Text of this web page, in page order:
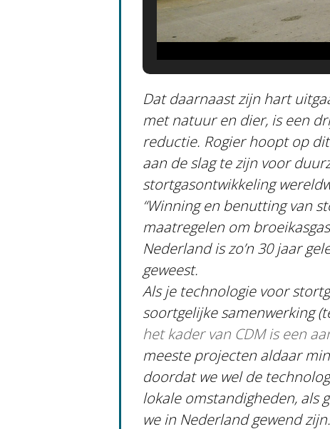
Dat daarnaast zijn hart
met natuur en dier, is een
reductie. Rogier hoopt op
aan de slag te zijn voor
stortgasontwikkeling
“Winning en benutting van
maatregelen om
Nederland is zo’n 30 jaar
geweest.
Als je technologie voor
soortgelijke samenwerking
het kader van CDM is een
meeste projecten aldaar
doordat we wel de
lokale omstandigheden, als
we in Nederland gewend zijn.